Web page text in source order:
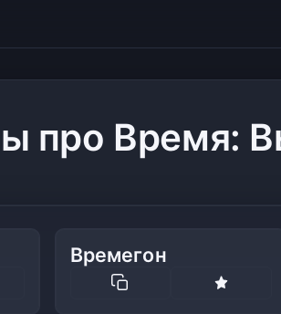
про Время:
Времегон